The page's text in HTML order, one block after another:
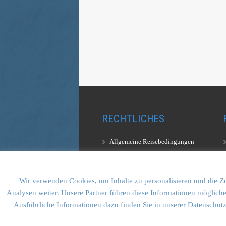
RECHTLICHES
Allgemeine Reisebedingungen
Datenschutzerklärung
Wir verwenden Cookies, um Inhalte zu personalisieren und die
Analysen weiter. Unsere Partner führen diese Informationen
Ausführliche Informationen dazu finden Sie in unserer